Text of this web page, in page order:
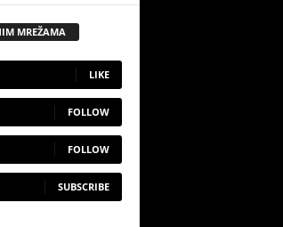
MREŽAMA
LIKE
FOLLOW
FOLLOW
SUBSCRIBE